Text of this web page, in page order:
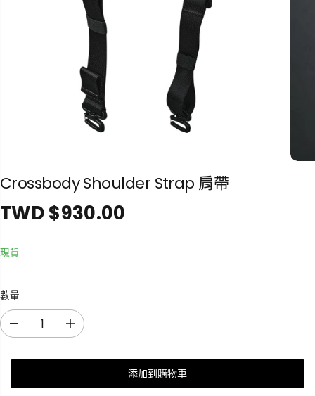
Crossbody Shoulder Strap 肩帶
正
價
TWD $930.00
現貨
數量
數
C
增
數
C
添加到購物車